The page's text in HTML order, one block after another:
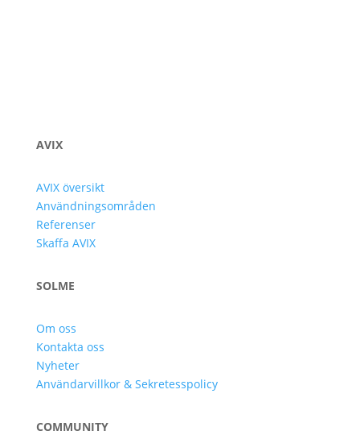
AVIX
AVIX översikt
Användningsområden
Referenser
Skaffa AVIX
SOLME
Om oss
Kontakta oss
Nyheter
Användarvillkor & Sekretesspolicy
COMMUNITY